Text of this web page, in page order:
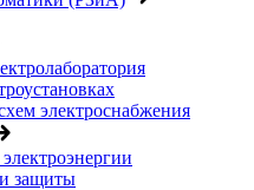
электроснабжения
защиты